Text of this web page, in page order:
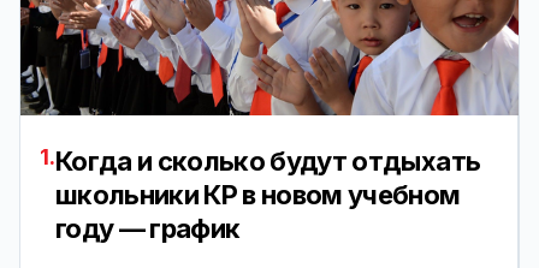
1.Когда и сколько будут отдыхать
школьники КР в новом учебном
году — график